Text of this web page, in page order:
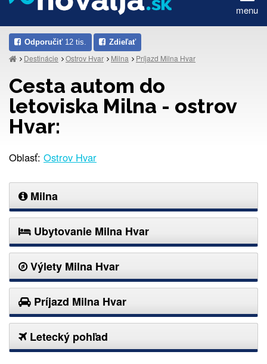
menu
Odporučiť12 tis. Zdieľať
Destinácie Ostrov Hvar Milna Príjazd Milna Hvar
Cesta autom do
letoviska Milna - ostrov
Hvar:
Oblasť: Ostrov Hvar
Milna
Ubytovanie Milna Hvar
Výlety Milna Hvar
Príjazd Milna Hvar
Letecký pohľad